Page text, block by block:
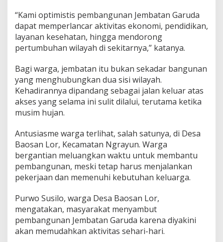
“Kami optimistis pembangunan Jembatan Garuda
dapat memperlancar aktivitas ekonomi, pendidikan,
layanan kesehatan, hingga mendorong
pertumbuhan wilayah di sekitarnya,” katanya.
Bagi warga, jembatan itu bukan sekadar bangunan
yang menghubungkan dua sisi wilayah.
Kehadirannya dipandang sebagai jalan keluar atas
akses yang selama ini sulit dilalui, terutama ketika
musim hujan.
Antusiasme warga terlihat, salah satunya, di Desa
Baosan Lor, Kecamatan Ngrayun. Warga
bergantian meluangkan waktu untuk membantu
pembangunan, meski tetap harus menjalankan
pekerjaan dan memenuhi kebutuhan keluarga.
Purwo Susilo, warga Desa Baosan Lor,
mengatakan, masyarakat menyambut
pembangunan Jembatan Garuda karena diyakini
akan memudahkan aktivitas sehari-hari.